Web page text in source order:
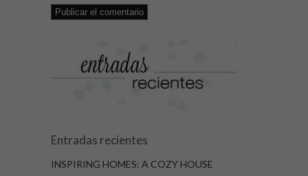
Entradas recientes
INSPIRING HOMES: A COZY HOUSE